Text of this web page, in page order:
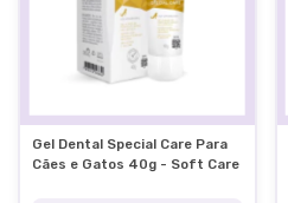
Gel Dental Special Care Para
Cães e Gatos 40g - Soft Care